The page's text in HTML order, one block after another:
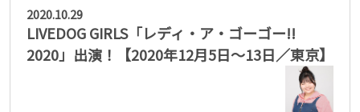
2020.10.29
LIVEDOG GIRLS「レディ・ア・ゴーゴー!!
2020」出演！【2020年12月5日〜13日／東京】